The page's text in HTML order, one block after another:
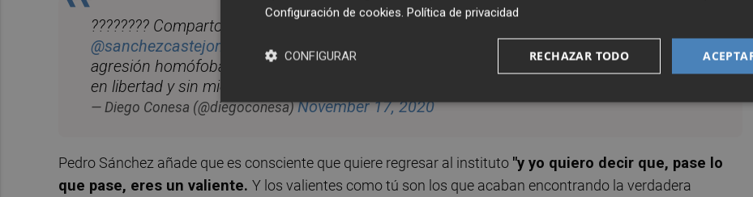
???????? Comparto con vosotros y vosotras las palabras que el presidente
@sanchezcastejon
ha dedicado en una carta a Diego, el joven cartagenero que sufrió una
agresión homófoba. Las suscribo de principio a fin: "Cuenta con todos nosotros para crecer
en libertad y sin miedo”.
— Diego Conesa (@diegoconesa)November 17, 2020
Pedro Sánchez añade que es consciente que quiere regresar al instituto "y yo quiero decir que, pase lo
que pase, eres un valiente. Y los valientes como tú son los que acaban encontrando la verdadera
Configuración de cookies. Política de privacidad
RECHAZAR TODO
CONFIGURAR